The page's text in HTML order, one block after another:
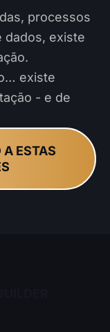
processos
dados, existe
existe
- e de
A ESTAS